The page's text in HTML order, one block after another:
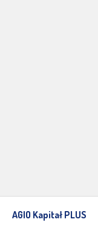
AGIO Kapitał PLUS